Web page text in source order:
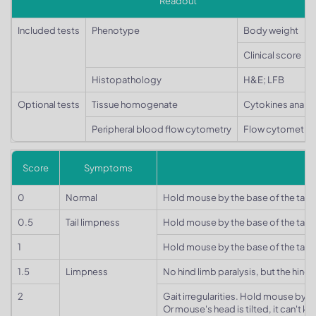
Included tests Phenotype Body weight
Clinical score
Histopathology H&E; LFB
Optional tests Tissue homogenate Cytokines
Peripheral blood flow cytometry Flow cytometry
Score Symptoms
0 Normal Hold mouse by the base of the
0.5 Tail limpness Hold mouse by the base of the tail.
1 Hold mouse by the base of the
1.5 Limpness No hind limb paralysis, but the
2
Gait irregularities. Hold mouse by
Or mouse's head is tilted, it can't